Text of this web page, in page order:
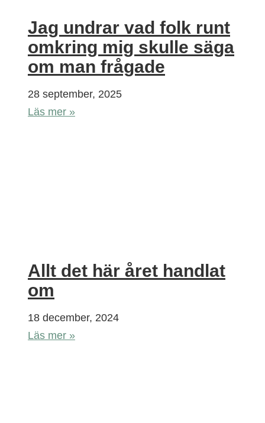
Jag undrar vad folk runt
omkring mig skulle säga
om man frågade
28 september, 2025
Läs mer »
Allt det här året handlat
om
18 december, 2024
Läs mer »